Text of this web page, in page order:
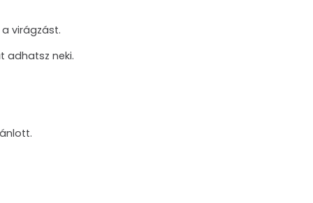
virágzást.
adhatsz neki.